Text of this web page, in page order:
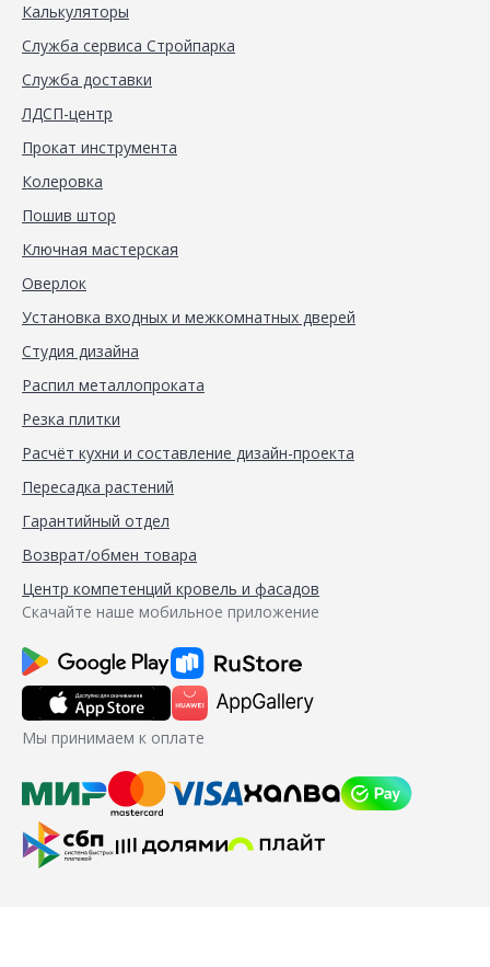
Калькуляторы
Служба сервиса Стройпарка
Служба доставки
ЛДСП-центр
Прокат инструмента
Колеровка
Пошив штор
Ключная мастерская
Оверлок
Установка входных и межкомнатных дверей
Студия дизайна
Распил металлопроката
Резка плитки
Расчёт кухни и составление дизайн-проекта
Пересадка растений
Гарантийный отдел
Возврат/обмен товара
Центр компетенций кровель и фасадов
Скачайте наше мобильное приложение
Мы принимаем к оплате